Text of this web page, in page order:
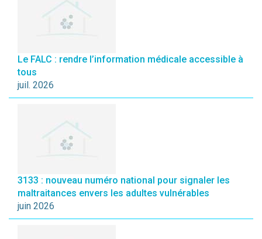
Le FALC : rendre l’information médicale accessible à
tous
juil. 2026
3133 : nouveau numéro national pour signaler les
maltraitances envers les adultes vulnérables
juin 2026